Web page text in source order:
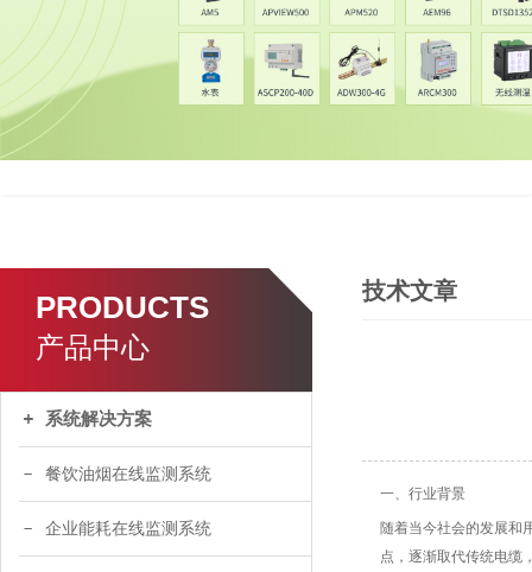
PRODUCTS
产品中心
系统解决方案
餐饮油烟在线监测系统
企业能耗在线监测系统
技术文章
一、行业背景
随着当今社会的发展和
点，逐渐取代传统电缆